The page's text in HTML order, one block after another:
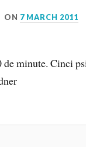
ON 7 MARCH 2011
de minute. Cinci